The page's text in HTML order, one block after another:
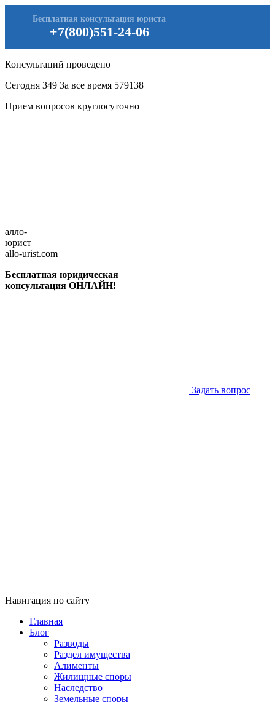
+7(800)551-24-06
Бесплатная консультация юриста
Консультаций проведено
Сегодня 349 За все время 579138
Прием вопросов круглосуточно
алло-
юрист
allo-urist.com
Бесплатная юридическая
консультация ОНЛАЙН!
Задать вопрос
Навигация по сайту
Главная
Блог
Разводы
Раздел имущества
Алименты
Жилищные споры
Наследство
Земельные споры